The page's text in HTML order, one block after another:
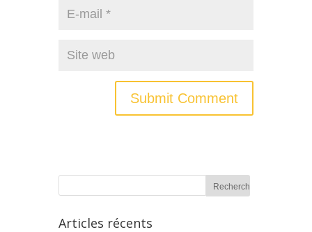
Articles récents